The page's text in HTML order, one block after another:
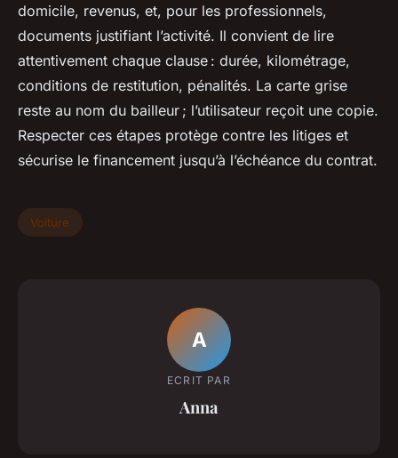
domicile, revenus, et, pour les professionnels,
documents justifiant l’activité. Il convient de lire
attentivement chaque clause : durée, kilométrage,
conditions de restitution, pénalités. La carte grise
reste au nom du bailleur ; l’utilisateur reçoit une copie.
Respecter ces étapes protège contre les litiges et
sécurise le financement jusqu’à l’échéance du contrat.
Voiture
A
ECRIT PAR
Anna